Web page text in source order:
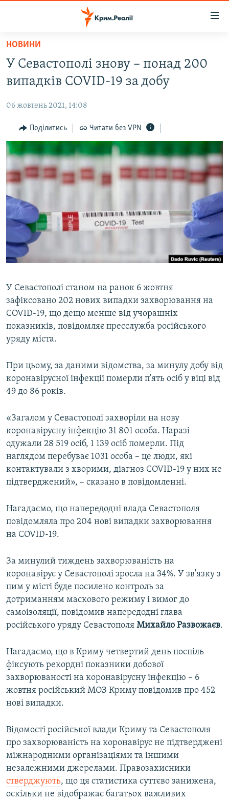
Перейти
основного
матеріалу
до
навігації
Перейти
до
пошуку
ПОЛІТИКА
БЛОГИ
ПОГЛЯД
ІНТЕРВ'Ю
ВСЕ ЗА ДЕНЬ
СПЕЦПРОЕКТИ
ДЕПОРТАЦІЯ
ВІДЕОУРОКИ «ELIFBE»
СВІДЧЕННЯ ОКУПАЦІЇ
ЯК ОБІЙТИ БЛОКУВАННЯ
Русский
Qırımtatar
Усі сайти RFE/RL
НОВИНИ
У Севастополі знову – понад 200
випадків COVID-19 за добу
06 жовтень 2021, 14:08
Поділитись Читати без VPN
У Севастополі станом на ранок 6 жовтня
зафіксовано 202 нових випадки захворювання на
COVID-19, що дещо менше від учорашніх
показників, повідомляє пресслужба російського
уряду міста.
При цьому, за даними відомства, за минулу добу від
коронавірусної інфекції померли п'ять осіб у віці від
49 до 86 років.
«Загалом у Севастополі захворіли на нову
коронавірусну інфекцію 31 801 особа. Наразі
одужали 28 519 осіб, 1 139 осіб померли. Під
наглядом перебуває 1031 особа – це люди, які
контактували з хворими, діагноз COVID-19 у них не
підтверджений», – сказано в повідомленні.
Нагадаємо, що напередодні влада Севастополя
повідомляла про 204 нові випадки захворювання
на COVID-19.
За минулий тиждень захворюваність на
коронавірус у Севастополі зросла на 34%. У зв'язку з
цим у місті буде посилено контроль за
дотриманням маскового режиму і вимог до
самоізоляції, повідомив напередодні глава
російського уряду Севастополя Михайло Развожаєв.
Нагадаємо, що в Криму четвертий день поспіль
фіксують рекордні показники добової
захворюваності на коронавірусну інфекцію – 6
жовтня російський МОЗ Криму повідомив про 452
нові випадки.
Відомості російської влади Криму та Севастополя
про захворюваність на коронавірус не підтверджені
міжнародними організаціями та іншими
незалежними джерелами. Правозахисники
стверджують, що ця статистика суттєво занижена,
оскільки не відображає багатьох важливих